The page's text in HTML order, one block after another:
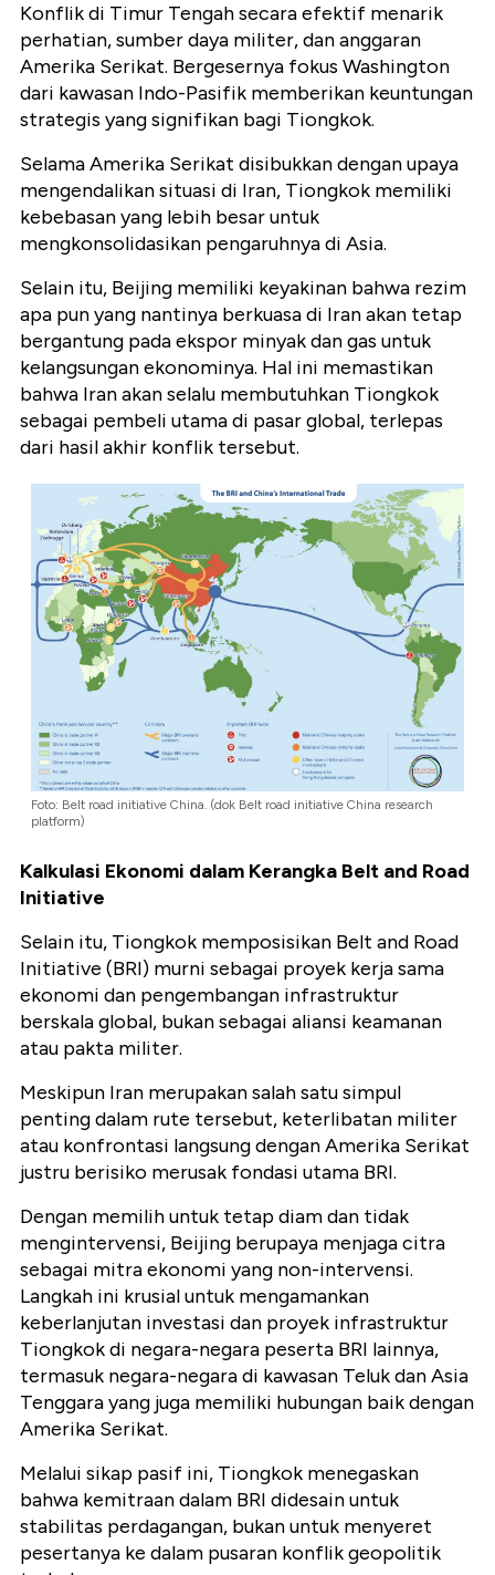
Konflik di Timur Tengah secara efektif menarik
perhatian, sumber daya militer, dan anggaran
Amerika Serikat. Bergesernya fokus Washington
dari kawasan Indo-Pasifik memberikan keuntungan
strategis yang signifikan bagi Tiongkok.
Selama Amerika Serikat disibukkan dengan upaya
mengendalikan situasi di Iran, Tiongkok memiliki
kebebasan yang lebih besar untuk
mengkonsolidasikan pengaruhnya di Asia.
Selain itu, Beijing memiliki keyakinan bahwa rezim
apa pun yang nantinya berkuasa di Iran akan tetap
bergantung pada ekspor minyak dan gas untuk
kelangsungan ekonominya. Hal ini memastikan
bahwa Iran akan selalu membutuhkan Tiongkok
sebagai pembeli utama di pasar global, terlepas
dari hasil akhir konflik tersebut.
Foto: Belt road initiative China. (dok Belt road initiative China research
platform)
Kalkulasi Ekonomi dalam Kerangka Belt and Road
Initiative
Selain itu, Tiongkok memposisikan Belt and Road
Initiative (BRI) murni sebagai proyek kerja sama
ekonomi dan pengembangan infrastruktur
berskala global, bukan sebagai aliansi keamanan
atau pakta militer.
Meskipun Iran merupakan salah satu simpul
penting dalam rute tersebut, keterlibatan militer
atau konfrontasi langsung dengan Amerika Serikat
justru berisiko merusak fondasi utama BRI.
Dengan memilih untuk tetap diam dan tidak
mengintervensi, Beijing berupaya menjaga citra
sebagai mitra ekonomi yang non-intervensi.
Langkah ini krusial untuk mengamankan
keberlanjutan investasi dan proyek infrastruktur
Tiongkok di negara-negara peserta BRI lainnya,
termasuk negara-negara di kawasan Teluk dan Asia
Tenggara yang juga memiliki hubungan baik dengan
Amerika Serikat.
Melalui sikap pasif ini, Tiongkok menegaskan
bahwa kemitraan dalam BRI didesain untuk
stabilitas perdagangan, bukan untuk menyeret
pesertanya ke dalam pusaran konflik geopolitik